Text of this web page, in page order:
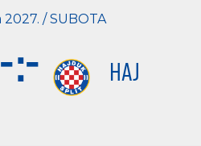
/ SUBOTA
-:- HAJ